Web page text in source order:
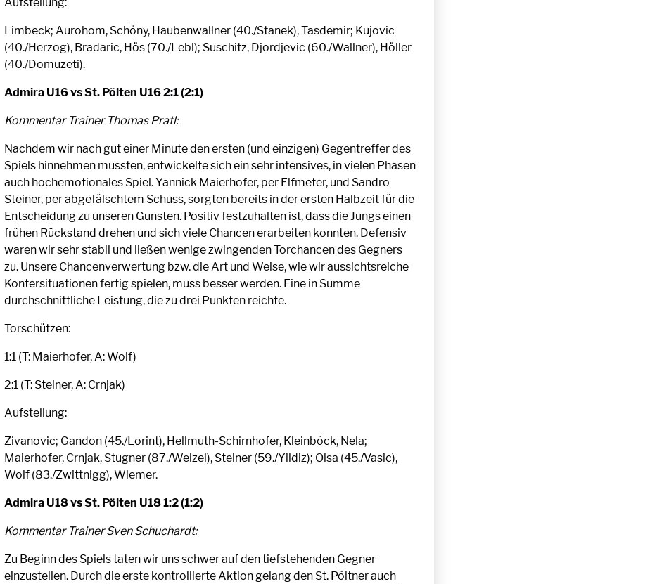
Aufstellung:
Limbeck; Aurohom, Schöny, Haubenwallner (40./Stanek), Tasdemir; Kujovic
(40./Herzog), Bradaric, Hös (70./Lebl); Suschitz, Djordjevic (60./Wallner), Höller
(40./Domuzeti).
Admira U16 vs St. Pölten U16 2:1 (2:1)
Kommentar Trainer Thomas Pratl:
Nachdem wir nach gut einer Minute den ersten (und einzigen) Gegentreffer des
Spiels hinnehmen mussten, entwickelte sich ein sehr intensives, in vielen Phasen
auch hochemotionales Spiel. Yannick Maierhofer, per Elfmeter, und Sandro
Steiner, per abgefälschtem Schuss, sorgten bereits in der ersten Halbzeit für die
Entscheidung zu unseren Gunsten. Positiv festzuhalten ist, dass die Jungs einen
frühen Rückstand drehen und sich viele Chancen erarbeiten konnten. Defensiv
waren wir sehr stabil und ließen wenige zwingenden Torchancen des Gegners
zu. Unsere Chancenverwertung bzw. die Art und Weise, wie wir aussichtsreiche
Kontersituationen fertig spielen, muss besser werden. Eine in Summe
durchschnittliche Leistung, die zu drei Punkten reichte.
Torschützen:
1:1 (T: Maierhofer, A: Wolf)
2:1 (T: Steiner, A: Crnjak)
Aufstellung:
Zivanovic; Gandon (45./Lorint), Hellmuth-Schirnhofer, Kleinböck, Nela;
Maierhofer, Crnjak, Stugner (87./Welzel), Steiner (59./Yildiz); Olsa (45./Vasic),
Wolf (83./Zwittnigg), Wiemer.
Admira U18 vs St. Pölten U18 1:2 (1:2)
Kommentar Trainer Sven Schuchardt:
Zu Beginn des Spiels taten wir uns schwer auf den tiefstehenden Gegner
einzustellen. Durch die erste kontrollierte Aktion gelang den St. Pöltner auch